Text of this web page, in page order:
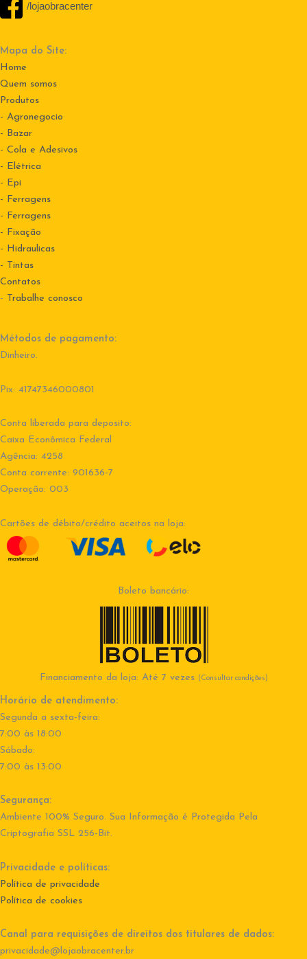
/lojaobracenter
Mapa do Site:
Home
Quem somos
Produtos
- Agronegocio
- Bazar
- Cola e Adesivos
- Elétrica
- Epi
- Ferragens
- Ferragens
- Fixação
- Hidraulicas
- Tintas
Contatos
- Trabalhe conosco
Métodos de pagamento:
Dinheiro.
Pix: 41747346000801
Conta liberada para deposito:
Caixa Econômica Federal
Agência: 4258
Conta corrente: 901636-7
Operação: 003
Cartões de débito/crédito aceitos na loja:
Boleto bancário:
Financiamento da loja: Até 7 vezes (Consultar condições)
Horário de atendimento:
Segunda a sexta-feira:
7:00 às 18:00
Sábado:
7:00 às 13:00
Segurança:
Ambiente 100% Seguro. Sua Informação é Protegida Pela
Criptografia SSL 256-Bit.
Privacidade e políticas:
Política de privacidade
Política de cookies
Canal para requisições de direitos dos titulares de dados:
privacidade@lojaobracenter.br